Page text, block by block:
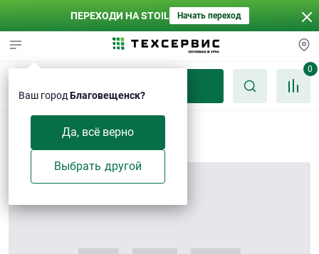
ПЕРЕХОДИ НА STOIL Начать переход
Ваш город Благовещенск?
Да, всё верно
Выбрать другой
0